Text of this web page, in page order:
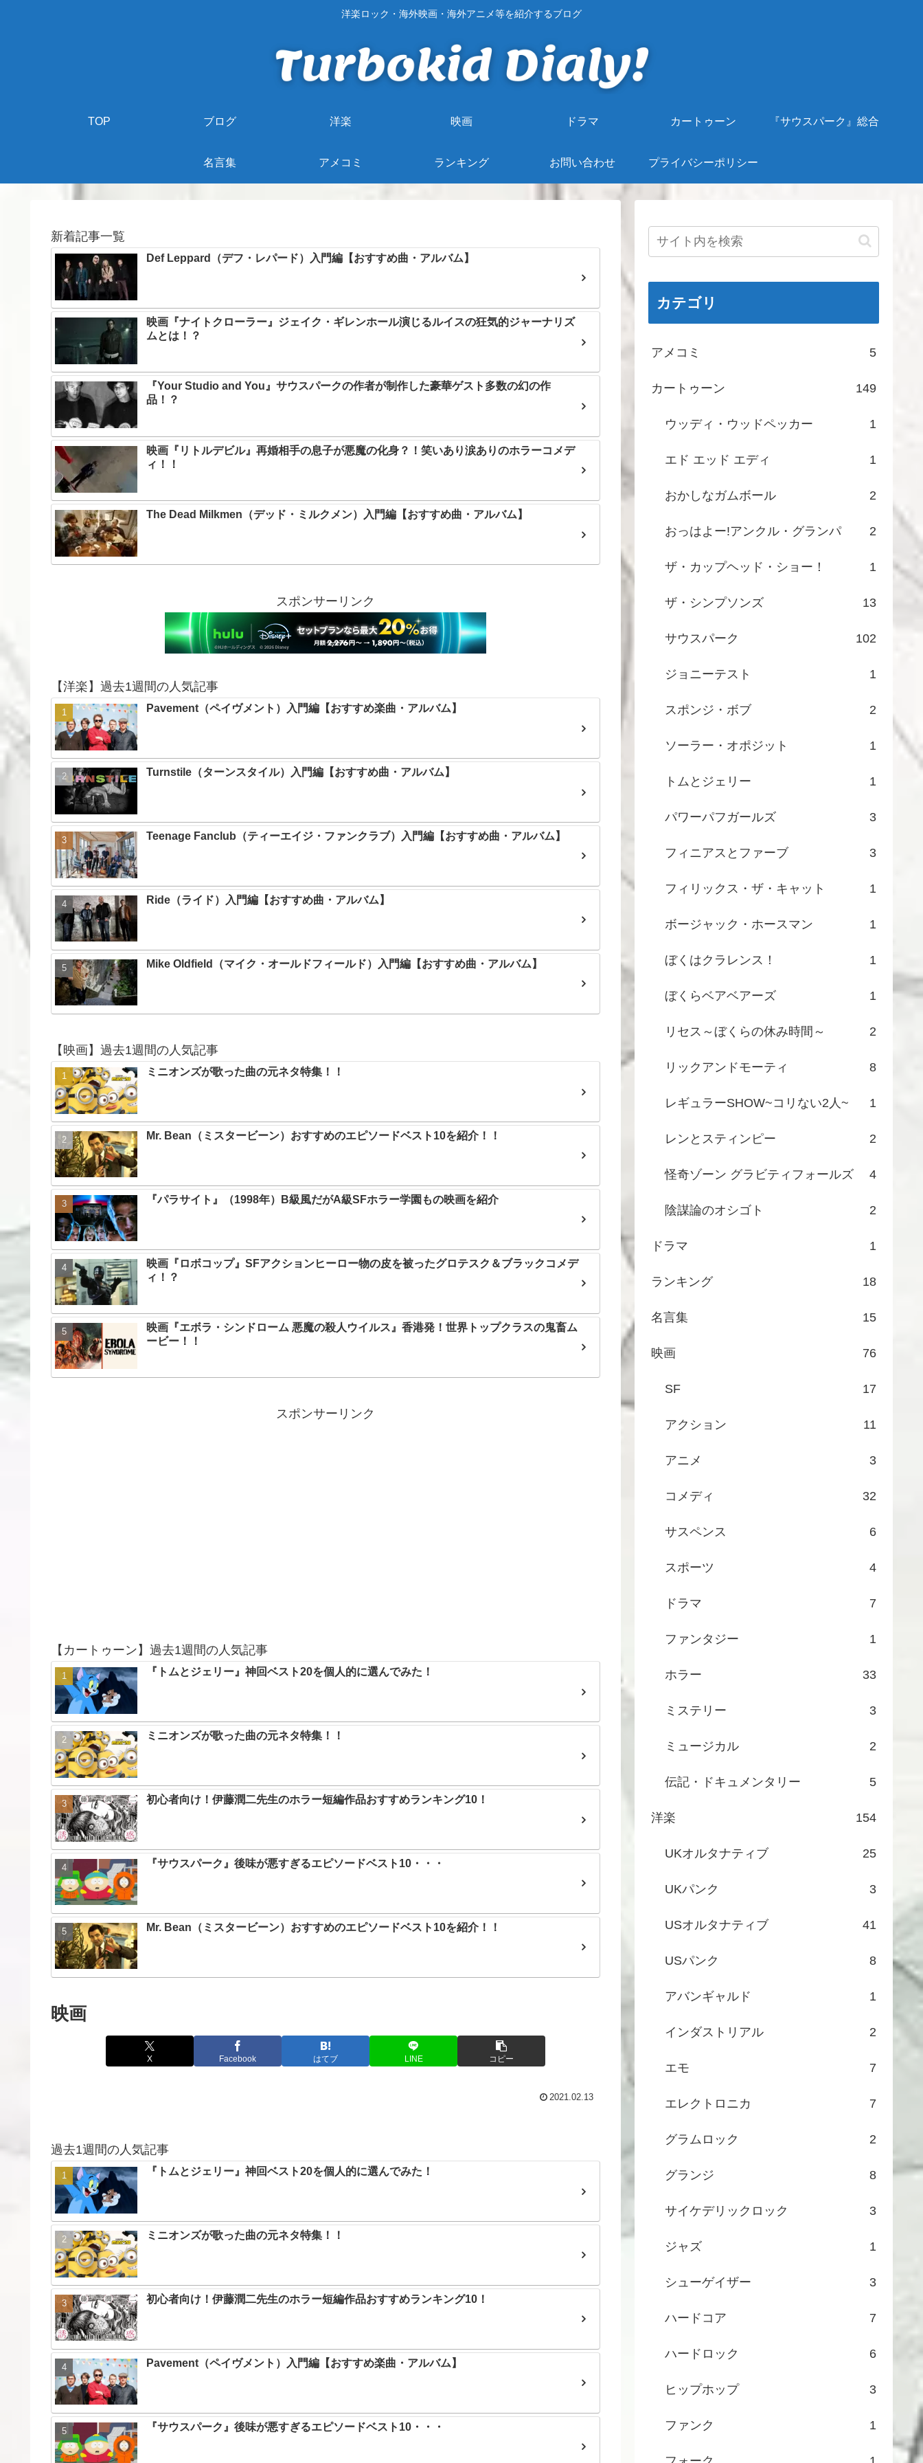
洋楽ロック・海外映画・海外アニメ等を紹介するブログ
TOP ブログ 洋楽 映画 ドラマ カートゥーン 『サウスパーク』総合
名言集 アメコミ ランキング お問い合わせ プライバシーポリシー
新着記事一覧
Def Leppard（デフ・レパード）入門編【おすすめ曲・アルバム】
映画『ナイトクローラー』ジェイク・ギレンホール演じるルイスの狂気的ジャーナリズ
ムとは！？
『Your Studio and You』サウスパークの作者が制作した豪華ゲスト多数の幻の作
品！？
映画『リトルデビル』再婚相手の息子が悪魔の化身？！笑いあり涙ありのホラーコメデ
ィ！！
The Dead Milkmen（デッド・ミルクメン）入門編【おすすめ曲・アルバム】
スポンサーリンク
【洋楽】過去1週間の人気記事
Pavement（ペイヴメント）入門編【おすすめ楽曲・アルバム】
Turnstile（ターンスタイル）入門編【おすすめ曲・アルバム】
Teenage Fanclub（ティーエイジ・ファンクラブ）入門編【おすすめ曲・アルバム】
Ride（ライド）入門編【おすすめ曲・アルバム】
Mike Oldfield（マイク・オールドフィールド）入門編【おすすめ曲・アルバム】
【映画】過去1週間の人気記事
ミニオンズが歌った曲の元ネタ特集！！
Mr. Bean（ミスタービーン）おすすめのエピソードベスト10を紹介！！
『パラサイト』（1998年）B級風だがA級SFホラー学園もの映画を紹介
映画『ロボコップ』SFアクションヒーロー物の皮を被ったグロテスク＆ブラックコメデ
ィ！？
映画『エボラ・シンドローム 悪魔の殺人ウイルス』香港発！世界トップクラスの鬼畜ム
ービー！！
スポンサーリンク
【カートゥーン】過去1週間の人気記事
『トムとジェリー』神回ベスト20を個人的に選んでみた！
ミニオンズが歌った曲の元ネタ特集！！
初心者向け！伊藤潤二先生のホラー短編作品おすすめランキング10！
『サウスパーク』後味が悪すぎるエピソードベスト10・・・
Mr. Bean（ミスタービーン）おすすめのエピソードベスト10を紹介！！
映画
X Facebook はてブ LINE コピー
2021.02.13
過去1週間の人気記事
『トムとジェリー』神回ベスト20を個人的に選んでみた！
ミニオンズが歌った曲の元ネタ特集！！
初心者向け！伊藤潤二先生のホラー短編作品おすすめランキング10！
Pavement（ペイヴメント）入門編【おすすめ楽曲・アルバム】
『サウスパーク』後味が悪すぎるエピソードベスト10・・・
カテゴリ
アメコミ 5
カートゥーン 149
ウッディ・ウッドペッカー 1
エド エッド エディ 1
おかしなガムボール 2
おっはよー!アンクル・グランパ 2
ザ・カップヘッド・ショー！ 1
ザ・シンプソンズ 13
サウスパーク 102
ジョニーテスト 1
スポンジ・ボブ 2
ソーラー・オポジット 1
トムとジェリー 1
パワーパフガールズ 3
フィニアスとファーブ 3
フィリックス・ザ・キャット 1
ボージャック・ホースマン 1
ぼくはクラレンス！ 1
ぼくらベアベアーズ 1
リセス～ぼくらの休み時間～ 2
リックアンドモーティ 8
レギュラーSHOW~コリない2人~ 1
レンとスティンピー 2
怪奇ゾーン グラビティフォールズ 4
陰謀論のオシゴト 2
ドラマ 1
ランキング 18
名言集 15
映画 76
SF 17
アクション 11
アニメ 3
コメディ 32
サスペンス 6
スポーツ 4
ドラマ 7
ファンタジー 1
ホラー 33
ミステリー 3
ミュージカル 2
伝記・ドキュメンタリー 5
洋楽 154
UKオルタナティブ 25
UKパンク 3
USオルタナティブ 41
USパンク 8
アバンギャルド 1
インダストリアル 2
エモ 7
エレクトロニカ 7
グラムロック 2
グランジ 8
サイケデリックロック 3
ジャズ 1
シューゲイザー 3
ハードコア 7
ハードロック 6
ヒップホップ 3
ファンク 1